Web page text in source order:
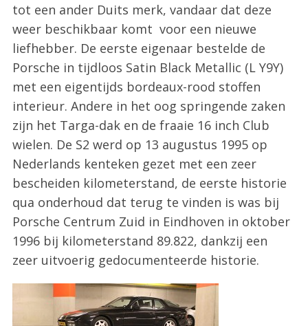
tot een ander Duits merk, vandaar dat deze
weer beschikbaar komt voor een nieuwe
liefhebber. De eerste eigenaar bestelde de
Porsche in tijdloos Satin Black Metallic (L Y9Y)
met een eigentijds bordeaux-rood stoffen
interieur. Andere in het oog springende zaken
zijn het Targa-dak en de fraaie 16 inch Club
wielen. De S2 werd op 13 augustus 1995 op
Nederlands kenteken gezet met een zeer
bescheiden kilometerstand, de eerste historie
qua onderhoud dat terug te vinden is was bij
Porsche Centrum Zuid in Eindhoven in oktober
1996 bij kilometerstand 89.822, dankzij een
zeer uitvoerig gedocumenteerde historie.